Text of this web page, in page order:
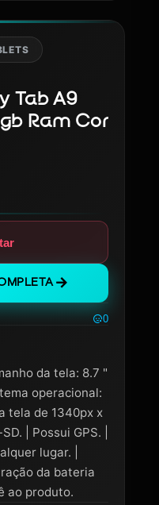
Tab A9
Ram Cor
0
da tela: 8.7 "
operacional:
tela de 1340px x
| Possui GPS. |
lugar. |
da bateria
ao produto.